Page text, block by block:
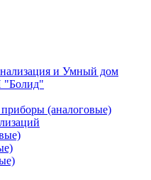
и Умный дом
"Болид"
(аналоговые)